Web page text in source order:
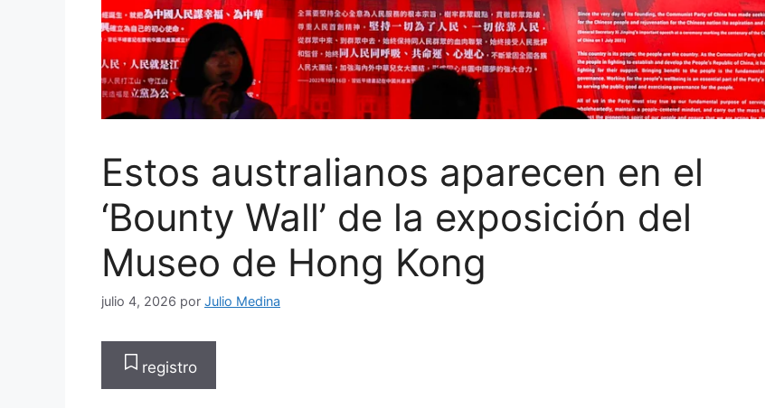
Estos australianos aparecen en el
‘Bounty Wall’ de la exposición del
Museo de Hong Kong
julio 4, 2026 por Julio Medina
registro